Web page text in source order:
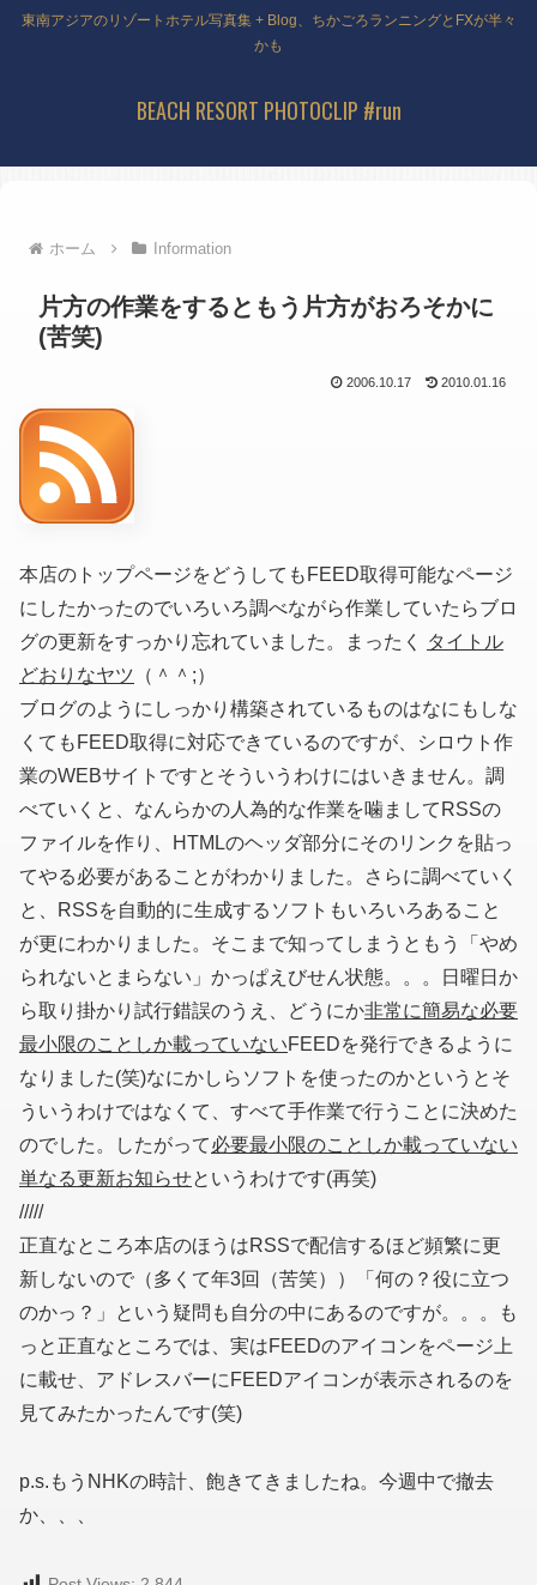
東南アジアのリゾートホテル写真集 + Blog、ちかごろランニングとFXが半々
かも
BEACH RESORT PHOTOCLIP #run
ホーム Information
片方の作業をするともう片方がおろそかに
(苦笑)
2006.10.17 2010.01.16
本店のトップページをどうしてもFEED取得可能なページ
にしたかったのでいろいろ調べながら作業していたらブロ
グの更新をすっかり忘れていました。まったく
タイトル
どおりなヤツ （＾＾;）
ブログのようにしっかり構築されているものはなにもしな
くてもFEED取得に対応できているのですが、シロウト作
業のWEBサイトですとそういうわけにはいきません。調
べていくと、なんらかの人為的な作業を噛ましてRSSの
ファイルを作り、HTMLのヘッダ部分にそのリンクを貼っ
てやる必要があることがわかりました。さらに調べていく
と、RSSを自動的に生成するソフトもいろいろあること
が更にわかりました。そこまで知ってしまうともう「やめ
られないとまらない」かっぱえびせん状態。。。日曜日か
ら取り掛かり試行錯誤のうえ、どうにか非常に簡易な必要
最小限のことしか載っていないFEEDを発行できるように
なりました(笑)なにかしらソフトを使ったのかというとそ
ういうわけではなくて、すべて手作業で行うことに決めた
のでした。したがって必要最小限のことしか載っていない
単なる更新お知らせというわけです(再笑)
/////
正直なところ本店のほうはRSSで配信するほど頻繁に更
新しないので（多くて年3回（苦笑））「何の？役に立つ
のかっ？」という疑問も自分の中にあるのですが。。。も
っと正直なところでは、実はFEEDのアイコンをページ上
に載せ、アドレスバーにFEEDアイコンが表示されるのを
見てみたかったんです(笑)
p.s.もうNHKの時計、飽きてきましたね。今週中で撤去
か、、、